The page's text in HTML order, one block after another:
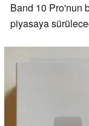
Band 10 Pro'nun
piyasaya